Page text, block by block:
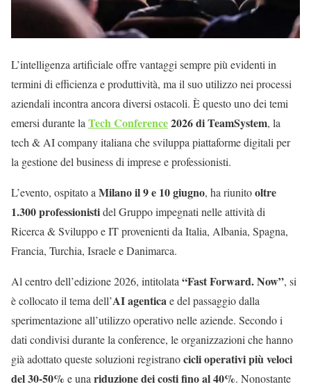
L’intelligenza artificiale offre vantaggi sempre più evidenti in
termini di efficienza e produttività, ma il suo utilizzo nei processi
aziendali incontra ancora diversi ostacoli. È questo uno dei temi
emersi durante laTech Conference2026 di TeamSystem, la
tech & AI company italiana che sviluppa piattaforme digitali per
la gestione del business di imprese e professionisti.
L’evento, ospitato aMilano il 9 e 10 giugno, ha riunitooltre
1.300 professionistidel Gruppo impegnati nelle attività di
Ricerca & Sviluppo e IT provenienti da Italia, Albania, Spagna,
Francia, Turchia, Israele e Danimarca.
Al centro dell’edizione 2026, intitolata“Fast Forward. Now”, si
è collocato il tema dell’AI agenticae del passaggio dalla
sperimentazione all’utilizzo operativo nelle aziende. Secondo i
dati condivisi durante la conference, le organizzazioni che hanno
già adottato queste soluzioni registranocicli operativi più veloci
del 30-50% e unariduzione dei costi fino al 40%. Nonostante